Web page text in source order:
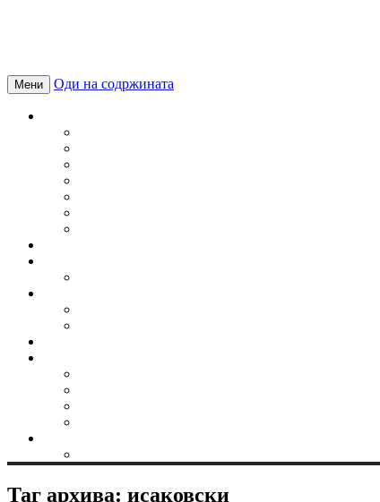
Мени Оди на содржината
Таг архива: исаковски